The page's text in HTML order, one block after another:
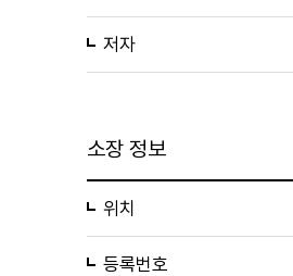
저자
소장 정보
위치
등록번호